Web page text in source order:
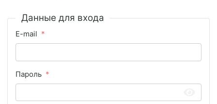
Данные для входа
E-mail
Пароль